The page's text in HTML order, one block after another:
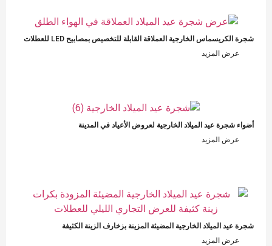
شجرة الكريسماس الخارجية العملاقة القابلة للتخصيص بمصابيح LED للعطلات
عرض المزيد
أضواء شجرة عيد الميلاد الخارجية لعروض الأعياد في المدينة
عرض المزيد
شجرة عيد الميلاد الخارجية المضيئة المزينة بزخارف الزينة الكثيفة
عرض المزيد